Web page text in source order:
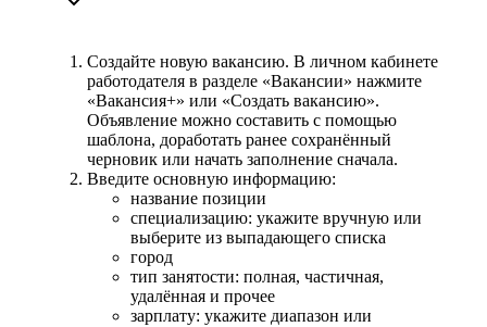
Создайте новую вакансию. В личном кабинете
работодателя в разделе «Вакансии» нажмите
«Вакансия+» или «Создать вакансию».
Объявление можно составить с помощью
шаблона, доработать ранее сохранённый
черновик или начать заполнение сначала.
Введите основную информацию:
название позиции
специализацию: укажите вручную или
выберите из выпадающего списка
город
тип занятости: полная, частичная,
удалённая и прочее
зарплату: укажите диапазон или